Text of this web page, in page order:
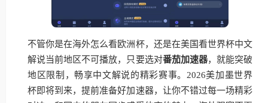
不管你是在海外怎么看欧洲杯，还是在美国看世界杯中文
解说当前地区不可播放，只要选对番茄加速器，就能突破
地区限制，畅享中文解说的精彩赛事。2026美加墨世界
杯即将到来，提前准备好加速器，让你不错过每一场精彩